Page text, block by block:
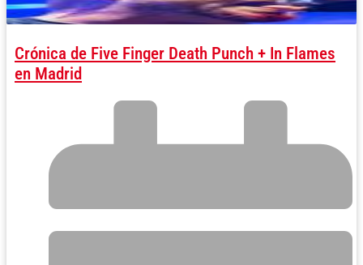
Crónica de Five Finger Death Punch + In Flames
en Madrid